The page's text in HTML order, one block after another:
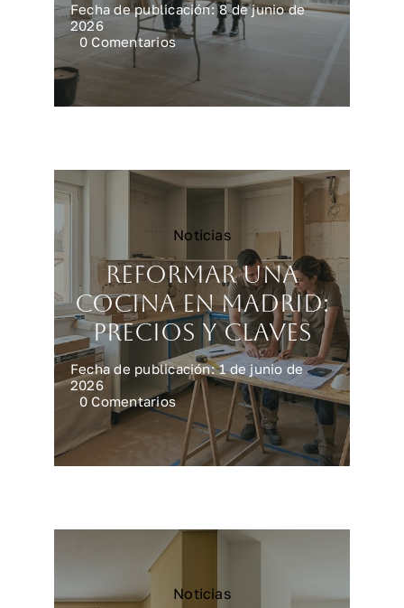
Fecha de publicación: 8 de junio de
2026
0 Comentarioson
Reforma
integral
Madrid:
Noticias
Reformar una
cocina en Madrid:
precios y claves
Fecha de publicación: 1 de junio de
2026
0 Comentarioson
Reformar
una
cocina
en
claves
Noticias